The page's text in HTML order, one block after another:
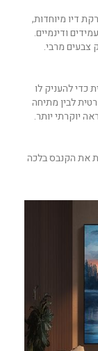
דיו מיוחדות,
ודינמיים.
צבעים מרבי.
להעניק לו
לבין מתיחה
יוקרתי יותר.
את הקנבס בלכה